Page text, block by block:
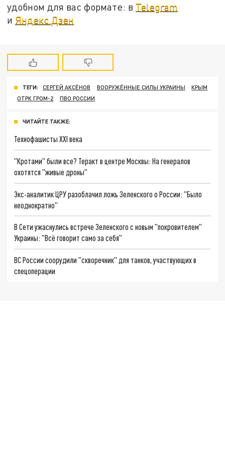
удобном для вас формате: в Telegram
и Яндекс.Дзен
ТЕГИ: СЕРГЕЙ АКСЁНОВ ВООРУЖЁННЫЕ СИЛЫ УКРАИНЫ
КРЫМ
ОТРК ГРОМ-2
ПВО РОССИИ
ЧИТАЙТЕ ТАКЖЕ:
Технофашисты XXI века
"Кротами" были все? Теракт в центре Москвы: На генералов
охотятся "живые дроны"
Экс-аналитик ЦРУ разоблачил ложь Зеленского о России: "Было
неоднократно"
В Сети ужаснулись встрече Зеленского с новым "покровителем"
Украины: "Всё говорит само за себя"
ВС России соорудили "скворечник" для танков, участвующих в
спецоперации